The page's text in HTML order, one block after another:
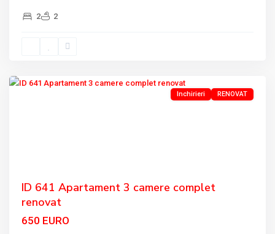
2 2
VICTORIEI
Inchirieri RENOVAT
ID 641 Apartament 3 camere complet
renovat
650 EURO